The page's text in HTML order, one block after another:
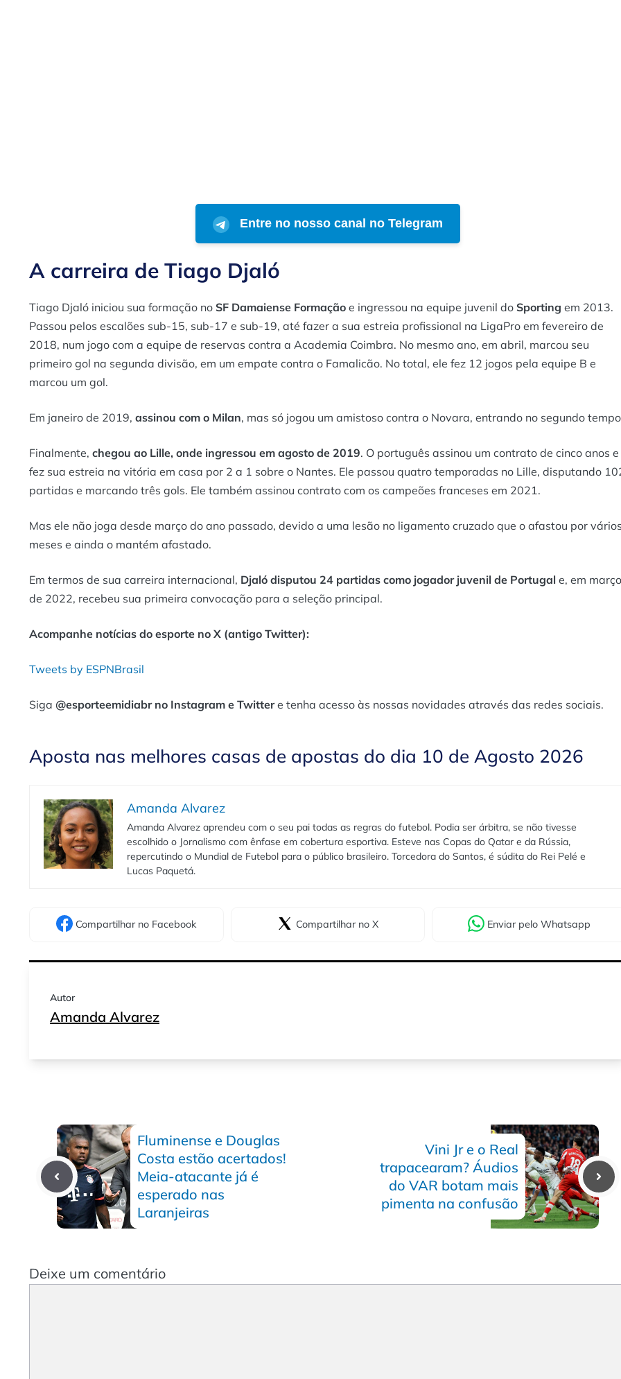
Entre no nosso canal no Telegram
A carreira de Tiago Djaló
Tiago Djaló iniciou sua formação no SF Damaiense Formação e ingressou na equipe juvenil do Sporting em 2013.
Passou pelos escalões sub-15, sub-17 e sub-19, até fazer a sua estreia profissional na LigaPro em fevereiro de
2018, num jogo com a equipe de reservas contra a Academia Coimbra. No mesmo ano, em abril, marcou seu
primeiro gol na segunda divisão, em um empate contra o Famalicão. No total, ele fez 12 jogos pela equipe B e
marcou um gol.
Em janeiro de 2019, assinou com o Milan, mas só jogou um amistoso contra o Novara, entrando no segundo
Finalmente, chegou ao Lille, onde ingressou em agosto de 2019. O português assinou um contrato de cinco anos e
fez sua estreia na vitória em casa por 2 a 1 sobre o Nantes. Ele passou quatro temporadas no Lille, disputando
partidas e marcando três gols. Ele também assinou contrato com os campeões franceses em 2021.
Mas ele não joga desde março do ano passado, devido a uma lesão no ligamento cruzado que o afastou por vários
meses e ainda o mantém afastado.
Em termos de sua carreira internacional, Djaló disputou 24 partidas como jogador juvenil de Portugal e, em março
de 2022, recebeu sua primeira convocação para a seleção principal.
Acompanhe notícias do esporte no X (antigo Twitter):
Tweets by ESPNBrasil
Siga @esporteemidiabr no Instagram e Twittere tenha acesso às nossas novidades através das redes sociais.
Aposta nas melhores casas de apostas do dia 10 de Agosto 2026
Amanda Alvarez
Amanda Alvarez aprendeu com o seu pai todas as regras do futebol. Podia ser árbitra, se não tivesse
escolhido o Jornalismo com ênfase em cobertura esportiva. Esteve nas Copas do Qatar e da Rússia,
repercutindo o Mundial de Futebol para o público brasileiro. Torcedora do Santos, é súdita do Rei Pelé e
Lucas Paquetá.
Compartilhar no Facebook Compartilhar no X Enviar pelo Whatsapp
Autor
Amanda Alvarez
Fluminense e Douglas
Costa estão acertados!
Meia-atacante já é
esperado nas
Laranjeiras
Vini Jr e o Real
trapacearam? Áudios
do VAR botam mais
pimenta na confusão
Deixe um comentário